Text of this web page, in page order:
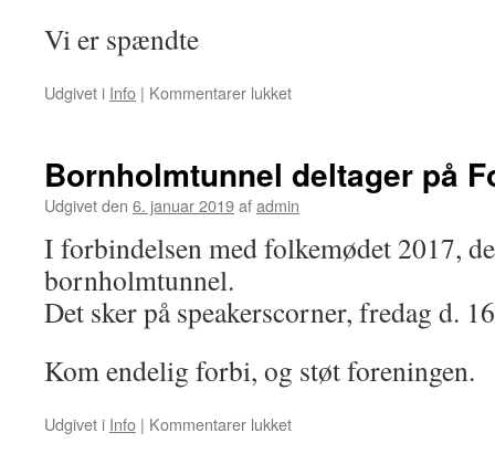
Vi er spændte
Udgivet i Info | Kommentarer lukkettil
Bornholmtunnel deltager på
Udgivet den 6. januar 2019afadmin
I forbindelsen med folkemødet 2017,
bornholmtunnel.
Det sker på speakerscorner, fredag d.
Kom endelig forbi, og støt foreningen.
Udgivet i Info | Kommentarer lukkettil